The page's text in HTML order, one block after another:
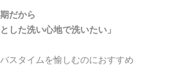
だから
した洗い心地で洗いたい」
スタイムを愉しむのにおすすめ